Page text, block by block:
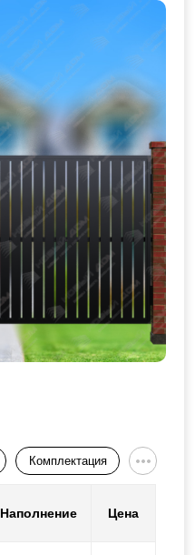
Комплектация
Наполнение Цена